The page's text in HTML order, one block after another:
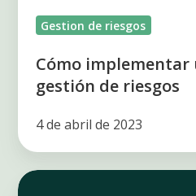
Gestion de riesgos
Cómo
gestión de riesgos
4 de abril de 2023
¿Cómo